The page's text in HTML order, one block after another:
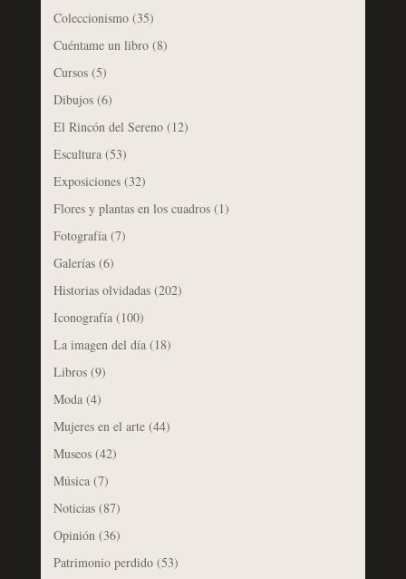
Coleccionismo(35)
Cuéntame un libro(8)
Cursos(5)
Dibujos(6)
El Rincón del Sereno(12)
Escultura(53)
Exposiciones(32)
Flores y plantas en los cuadros(1)
Fotografía(7)
Galerías(6)
Historias olvidadas(202)
Iconografía(100)
La imagen del día(18)
Libros(9)
Moda(4)
Mujeres en el arte(44)
Museos(42)
Música(7)
Noticias(87)
Opinión (36)
Patrimonio perdido(53)